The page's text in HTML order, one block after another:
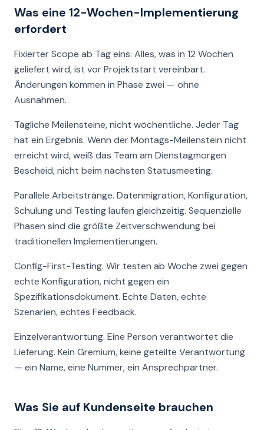
Was eine 12-Wochen-Implementierung
erfordert
Fixierter Scope ab Tag eins. Alles, was in 12 Wochen
geliefert wird, ist vor Projektstart vereinbart.
Änderungen kommen in Phase zwei — ohne
Ausnahmen.
Tägliche Meilensteine, nicht wöchentliche. Jeder Tag
hat ein Ergebnis. Wenn der Montags-Meilenstein nicht
erreicht wird, weiß das Team am Dienstagmorgen
Bescheid, nicht beim nächsten Statusmeeting.
Parallele Arbeitstränge. Datenmigration, Konfiguration,
Schulung und Testing laufen gleichzeitig. Sequenzielle
Phasen sind die größte Zeitverschwendung bei
traditionellen Implementierungen.
Config-First-Testing. Wir testen ab Woche zwei gegen
echte Konfiguration, nicht gegen ein
Spezifikationsdokument. Echte Daten, echte
Szenarien, echtes Feedback.
Einzelverantwortung. Eine Person verantwortet die
Lieferung. Kein Gremium, keine geteilte Verantwortung
— ein Name, eine Nummer, ein Ansprechpartner.
Was Sie auf Kundenseite brauchen